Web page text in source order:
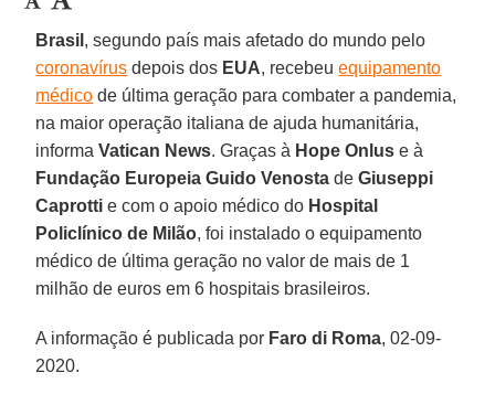
Brasil , segundo país mais afetado do mundo pelo
coronavírus depois dos EUA, recebeuequipamento
médico de última geração para combater a pandemia,
na maior operação italiana de ajuda humanitária,
informaVatican News. Graças à Hope Onlus e à
Fundação Europeia Guido Venosta deGiuseppi
Caprotti e com o apoio médico do Hospital
Policlínico de Milão, foi instalado o equipamento
médico de última geração no valor de mais de 1
milhão de euros em 6 hospitais brasileiros.
A informação é publicada por Faro di Roma, 02-09-
2020.